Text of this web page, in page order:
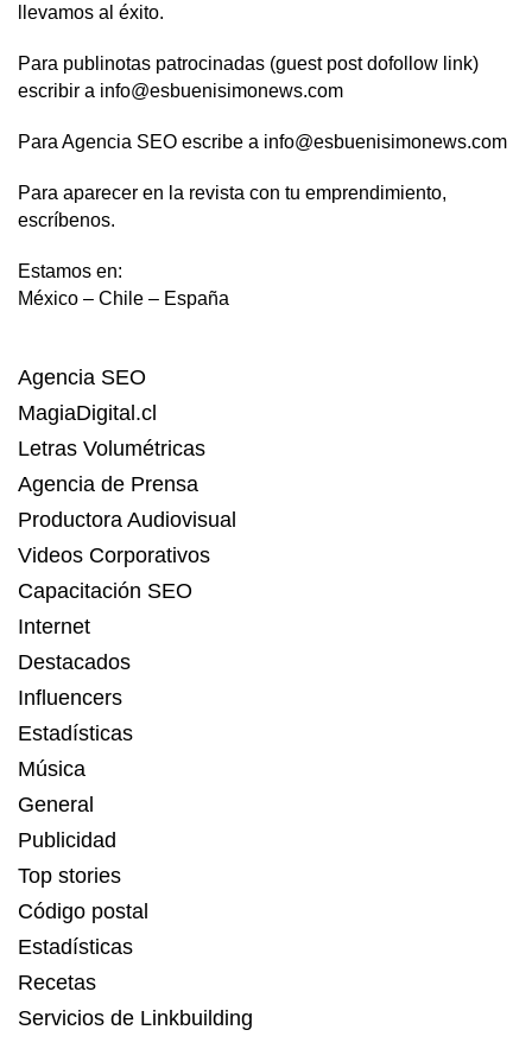
llevamos al éxito.
Para publinotas patrocinadas (guest post dofollow link)
escribir a info@esbuenisimonews.com
Para Agencia SEO escribe a info@esbuenisimonews.com
Para aparecer en la revista con tu emprendimiento,
escríbenos.
Estamos en:
México – Chile – España
Agencia SEO
MagiaDigital.cl
Letras Volumétricas
Agencia de Prensa
Productora Audiovisual
Videos Corporativos
Capacitación SEO
Internet
Destacados
Influencers
Estadísticas
Música
General
Publicidad
Top stories
Código postal
Estadísticas
Recetas
Servicios de Linkbuilding